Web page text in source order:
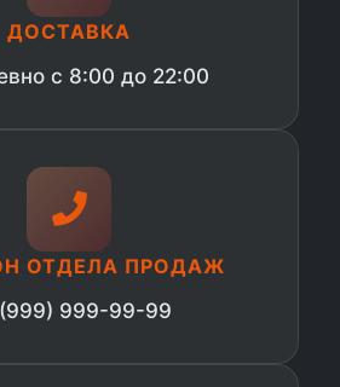
ДОСТАВКА
с 8:00 до 22:00
ОТДЕЛА ПРОДАЖ
999-99-99